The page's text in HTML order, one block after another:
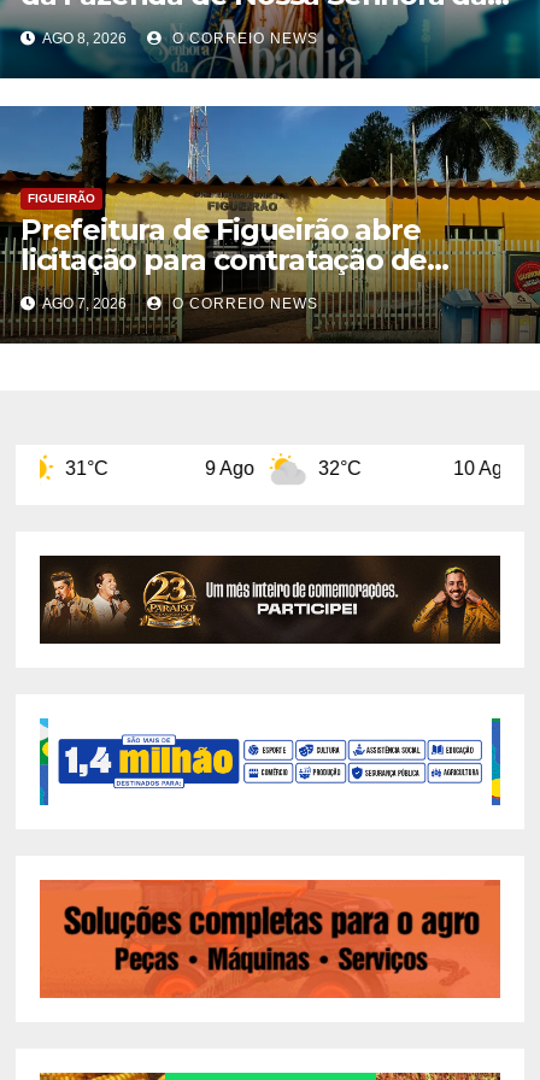
Abadia no dia 14 de agosto
AGO 8, 2026 O CORREIO NEWS
FIGUEIRÃO
Prefeitura de Figueirão abre
licitação para contratação de
estrutura de eventos
AGO 7, 2026 O CORREIO NEWS
9 Ago 32°C 10 Ago 32°C